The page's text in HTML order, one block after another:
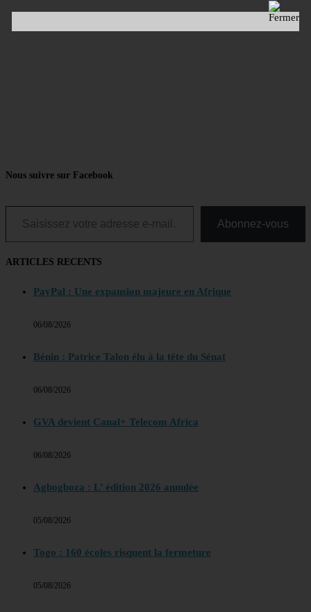
Nous suivre sur Facebook
Saisissez votre adresse e-mail…
Abonnez-vous
ARTICLES RECENTS
PayPal : Une expansion majeure en Afrique
06/08/2026
Bénin : Patrice Talon élu à la tête du Sénat
06/08/2026
GVA devient Canal+ Telecom Africa
06/08/2026
Agbogboza : L’ édition 2026 annulée
05/08/2026
Togo : 160 écoles risquent la fermeture
05/08/2026